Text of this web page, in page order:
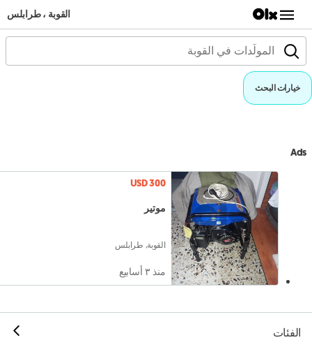
القوبة ، طرابلس
خيارات البحث
Ads
USD 300
موتير
القوبة, طرابلس
منذ ٣ أسابيع
الفئات